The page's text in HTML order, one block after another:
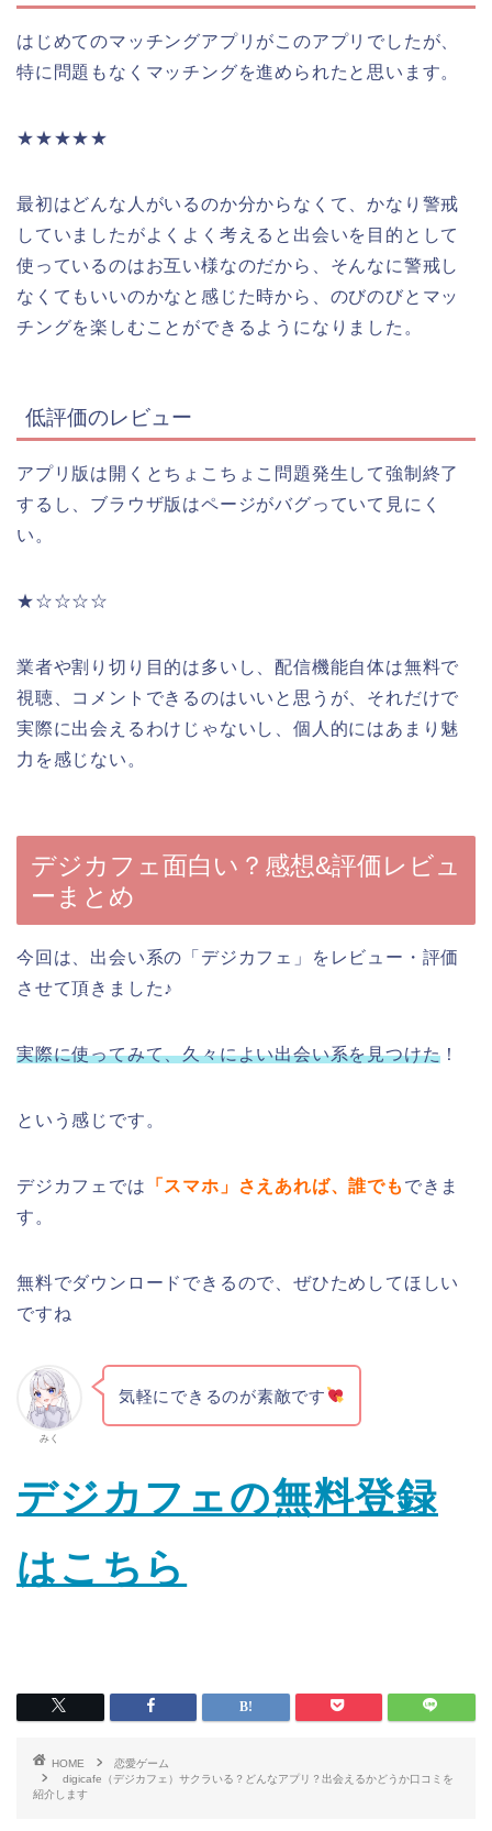
はじめてのマッチングアプリがこのアプリでしたが、
特に問題もなくマッチングを進められたと思います。
★★★★★
最初はどんな人がいるのか分からなくて、かなり警戒
していましたがよくよく考えると出会いを目的として
使っているのはお互い様なのだから、そんなに警戒し
なくてもいいのかなと感じた時から、のびのびとマッ
チングを楽しむことができるようになりました。
低評価のレビュー
アプリ版は開くとちょこちょこ問題発生して強制終了
するし、ブラウザ版はページがバグっていて見にく
い。
★☆☆☆☆
業者や割り切り目的は多いし、配信機能自体は無料で
視聴、コメントできるのはいいと思うが、それだけで
実際に出会えるわけじゃないし、個人的にはあまり魅
力を感じない。
デジカフェ面白い？感想&評価レビュ
ーまとめ
今回は、出会い系の「デジカフェ」をレビュー・評価
させて頂きました♪
実際に使ってみて、久々によい出会い系を見つけた ！
という感じです。
デジカフェでは 「スマホ」さえあれば、誰でも できま
す。
無料でダウンロードできるので、ぜひためしてほしい
ですね
みく
気軽にできるのが素敵です
デジカフェの無料登録
はこちら
HOME
恋愛ゲーム
digicafe（デジカフェ）サクラいる？どんなアプリ？出会えるかどうか口コミを
紹介します